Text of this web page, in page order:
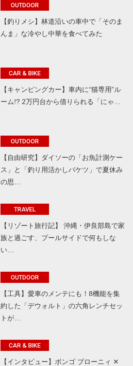
OUTDOOR
【釣りメシ】林道沿いの車中で「そのま
んま」な冷やし中華を食べてみた
CAR & BIKE
【キャンピングカー】車内に“猫専用”ル
ーム!? 2万円台から借りられる「にゃ…
OUTDOOR
【自由研究】ダイソーの「お魚計測ケー
ス」と「釣り用活かしバケツ」で夏休み
の思…
TRAVEL
【リゾート旅行記】 沖縄・伊良部島で家
族と過ごす、プールサイドで何もしな
い…
OUTDOOR
【工具】愛車のメンテにも！8機能を集
約した「デウォルト」の六角レンチセッ
トが…
CAR & BIKE
【インタビュー】ボンゴ ブローニィ ✕